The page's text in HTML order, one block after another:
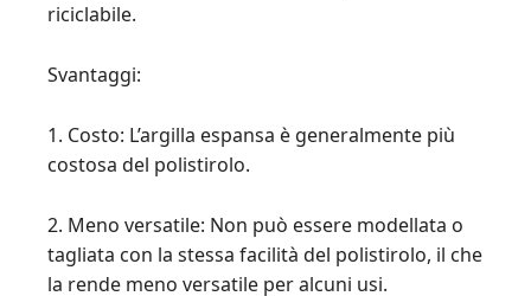
riciclabile.
Svantaggi:
1. Costo: L’argilla espansa è generalmente più
costosa del polistirolo.
2. Meno versatile: Non può essere modellata o
tagliata con la stessa facilità del polistirolo, il che
la rende meno versatile per alcuni usi.